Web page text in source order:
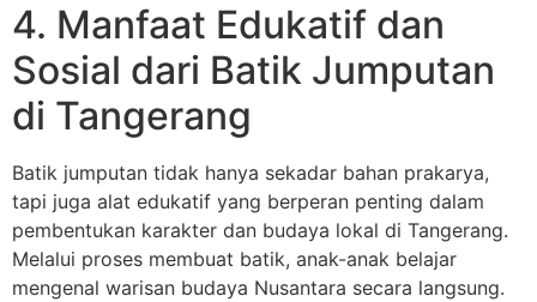
4. Manfaat Edukatif dan
Sosial dari Batik Jumputan
di Tangerang
Batik jumputan tidak hanya sekadar bahan prakarya,
tapi juga alat edukatif yang berperan penting dalam
pembentukan karakter dan budaya lokal di Tangerang.
Melalui proses membuat batik, anak-anak belajar
mengenal warisan budaya Nusantara secara langsung.